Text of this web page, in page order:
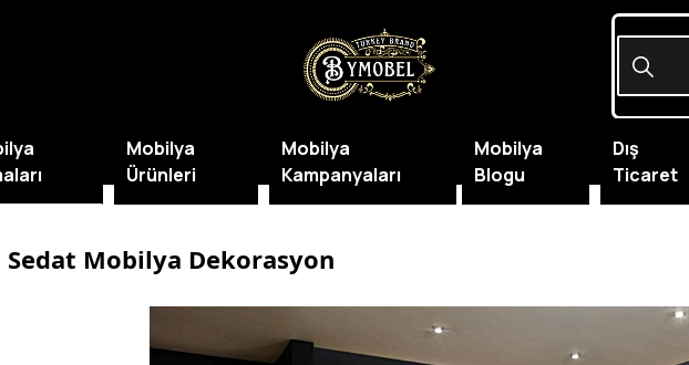
Sedat Mobilya Dekorasyon
Mobilya
Ürünleri
Mobilya
Kampanyaları
Mobilya
Blogu
Dış
Ticaret